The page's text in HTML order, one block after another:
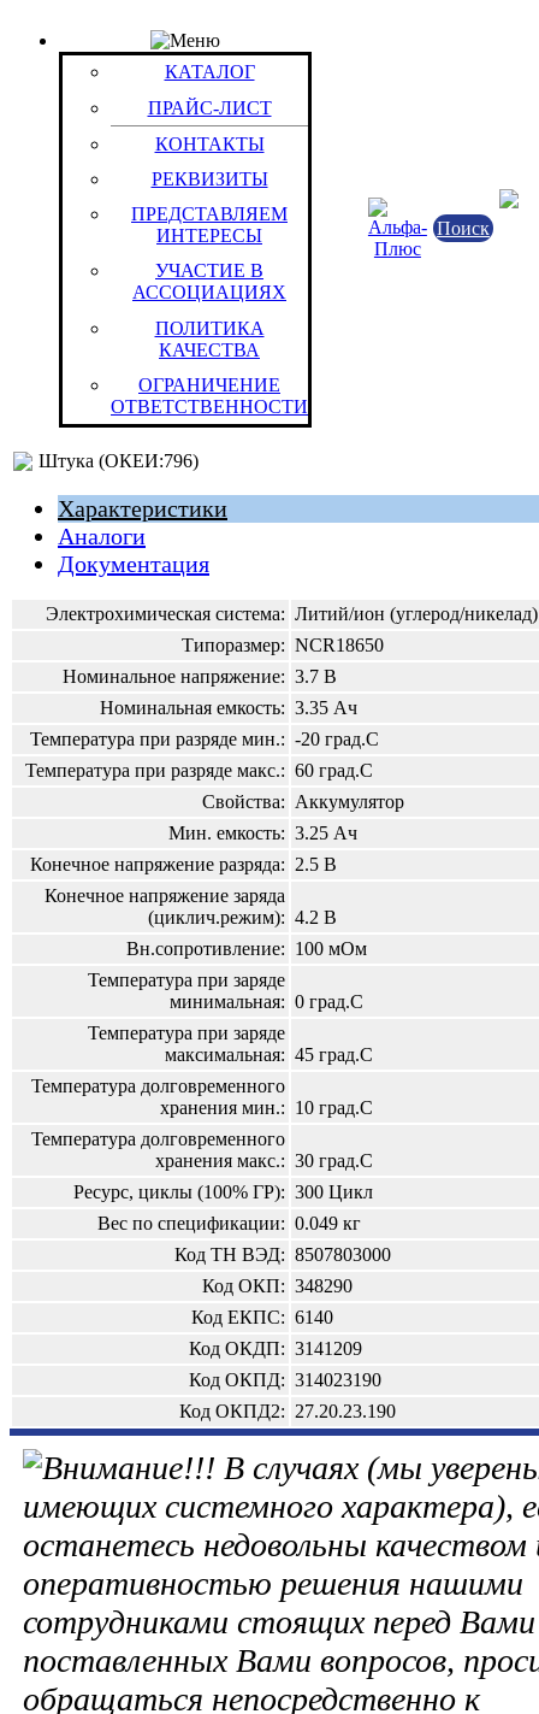
КАТАЛОГ
ПРАЙС-ЛИСТ
КОНТАКТЫ
РЕКВИЗИТЫ
ПРЕДСТАВЛЯЕМ
ИНТЕРЕСЫ
УЧАСТИЕ В
АССОЦИАЦИЯХ
ПОЛИТИКА
КАЧЕСТВА
ОГРАНИЧЕНИЕ
ОТВЕТСТВЕННОСТИ
Поиск
Товар: Аккумулятор ЛИ 18/69 (3,4 Ач) GoPower
(защита) (3,6 B) (уп. 1BP)
Код товара: 15392
Китайская Народная Республика
Китайская Народная Республика
Штука (ОКЕИ:796)
Характеристики
Аналоги
Документация
Электрохимическая система: Литий/ион (углерод/никелад)
Типоразмер: NCR18650
Номинальное напряжение: 3.7 В
Номинальная емкость: 3.35 Ач
Температура при разряде мин.: -20 град.С
Температура при разряде макс.: 60 град.С
Свойства: Аккумулятор
Мин. емкость: 3.25 Ач
Конечное напряжение разряда: 2.5 В
Конечное напряжение заряда
(циклич.режим): 4.2 В
Вн.сопротивление: 100 мОм
Температура при заряде
минимальная: 0 град.С
Температура при заряде
максимальная: 45 град.С
Температура долговременного
хранения мин.: 10 град.С
Температура долговременного
хранения макс.: 30 град.С
Ресурс, циклы (100% ГР): 300 Цикл
Вес по спецификации: 0.049 кг
Код ТН ВЭД: 8507803000
Код ОКП: 348290
Код ЕКПС: 6140
Код ОКДП: 3141209
Код ОКПД: 314023190
Код ОКПД2: 27.20.23.190
В случаях (мы
имеющих системного характера),
останетесь недовольны качеством
оперативностью решения нашими
сотрудниками стоящих перед Вами
поставленных Вами вопросов,
обращаться непосредственно к